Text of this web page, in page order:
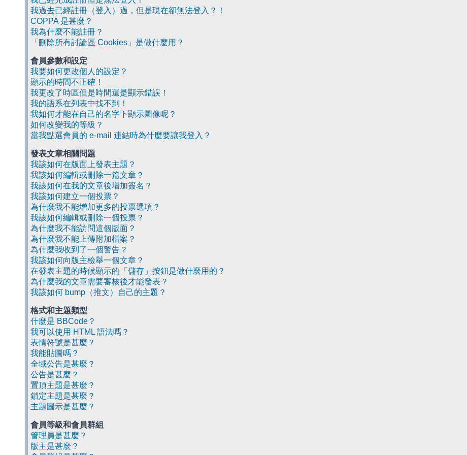
我過去已經註冊（登入）過，但是現在卻無法登入？！
COPPA 是甚麼？
我為什麼不能註冊？
「刪除所有討論區 Cookies」是做什麼用？
會員參數和設定
我要如何更改個人的設定？
顯示的時間不正確！
我更改了時區但是時間還是顯示錯誤！
我的語系在列表中找不到！
我如何才能在自己的名字下顯示圖像呢？
如何改變我的等級？
當我點選會員的 e-mail 連結時為什麼要讓我登入？
發表文章相關問題
我該如何在版面上發表主題？
我該如何編輯或刪除一篇文章？
我該如何在我的文章後增加簽名？
我該如何建立一個投票？
為什麼我不能增加更多的投票選項？
我該如何編輯或刪除一個投票？
為什麼我不能訪問這個版面？
為什麼我不能上傳附加檔案？
為什麼我收到了一個警告？
我該如何向版主檢舉一個文章？
在發表主題的時候顯示的「儲存」按鈕是做什麼用的？
為什麼我的文章需要審核後才能發表？
我該如何 bump（推文）自己的主題？
格式和主題類型
什麼是 BBCode？
我可以使用 HTML 語法嗎？
表情符號是甚麼？
我能貼圖嗎？
全域公告是甚麼？
公告是甚麼？
置頂主題是甚麼？
鎖定主題是甚麼？
主題圖示是甚麼？
會員等級和會員群組
管理員是甚麼？
版主是甚麼？